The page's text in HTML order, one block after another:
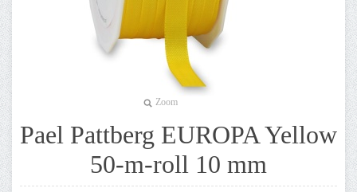
Zoom
Pael Pattberg EUROPA Yellow
50-m-roll 10 mm